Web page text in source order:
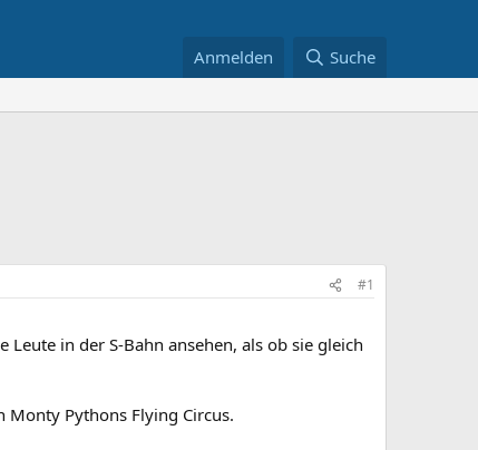
Anmelden Suche
#1
in der S-Bahn ansehen, als ob sie gleich
Monty Pythons Flying Circus.